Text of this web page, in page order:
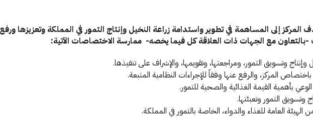
إلى المساهمة في تطوير واستدامة زراعة النخيل وإنتاج التمور في المملكة وتعزيزها
-بالتعاون مع الجهات ذات العلاقة كل فيما يخصه- ممارسة الاختصاصات الآتية:
وتسويق التمور، ومراجعتها، وتقويمها، والإشراف على تنفيذها.
المركز، والرفع عنها وفقاً للإجراءات النظامية المتبعة.
بأهمية القيمة الغذائية والصحية للتمور.
وتسويق التمور وتعبئتها.
العامة للغذاء والدواء، الخاصة بالتمور في المملكة.